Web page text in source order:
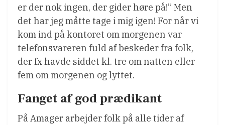
er der nok ingen, der gider høre på!” Men
det har jeg måtte tage i mig igen! For når vi
kom ind på kontoret om morgenen var
telefonsvareren fuld af beskeder fra folk,
der fx havde siddet kl. tre om natten eller
fem om morgenen og lyttet.
Fanget af god prædikant
På Amager arbejder folk på alle tider af